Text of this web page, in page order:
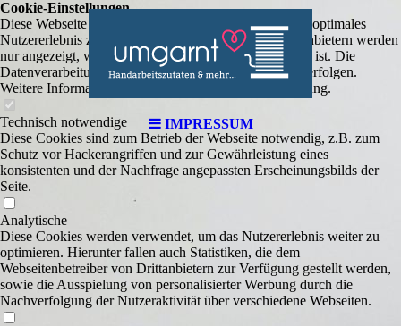
IMPRESSUM
Cookie-Einstellungen
Diese Webseite verwendet Cookies, um Besuchern ein optimales
Nutzererlebnis zu bieten. Bestimmte Inhalte von Drittanbietern werden
nur angezeigt, wenn die entsprechende Option aktiviert ist. Die
Datenverarbeitung kann dann auch in einem Drittland erfolgen.
Weitere Informationen hierzu in der Datenschutzerklärung.
Technisch notwendige
Diese Cookies sind zum Betrieb der Webseite notwendig, z.B. zum
Schutz vor Hackerangriffen und zur Gewährleistung eines
konsistenten und der Nachfrage angepassten Erscheinungsbilds der
Seite.
Analytische
Diese Cookies werden verwendet, um das Nutzererlebnis weiter zu
optimieren. Hierunter fallen auch Statistiken, die dem
Webseitenbetreiber von Drittanbietern zur Verfügung gestellt werden,
sowie die Ausspielung von personalisierter Werbung durch die
Nachverfolgung der Nutzeraktivität über verschiedene Webseiten.